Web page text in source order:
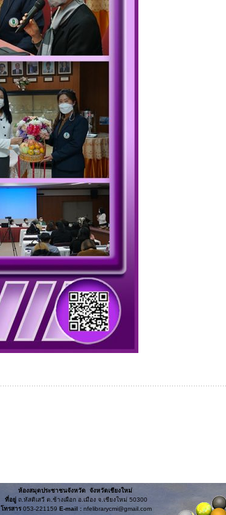
ห้องสมุดประชาชนจังหวัด จังหวัดเชียงใหม่
ที่อยู่ ถ.หัสดิเสวี ต.ช้างเผือก อ.เมือง จ.เชียงใหม่ 50300
โทรสาร053-221159 E-mail : nfelibrarycmi@gmail.com